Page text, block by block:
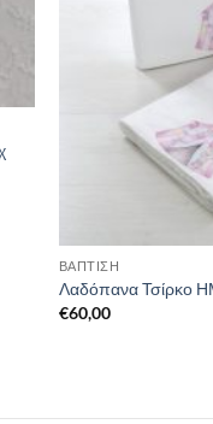
ΒΑΠΤΙΣΗ
Λαδόπανα Τσίρκο
€60,00